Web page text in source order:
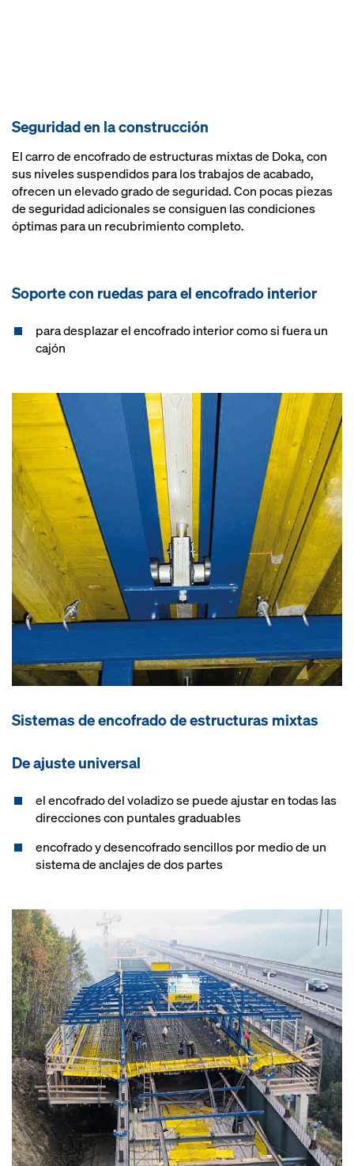
Seguridad en la construcción
El carro de encofrado de estructuras mixtas de Doka, con
sus niveles suspendidos para los trabajos de acabado,
ofrecen un elevado grado de seguridad. Con pocas piezas
de seguridad adicionales se consiguen las condiciones
óptimas para un recubrimiento completo.
Soporte con ruedas para el encofrado interior
para desplazar el encofrado interior como si fuera un
cajón
Sistemas de encofrado de estructuras mixtas
De ajuste universal
el encofrado del voladizo se puede ajustar en todas las
direcciones con puntales graduables
encofrado y desencofrado sencillos por medio de un
sistema de anclajes de dos partes